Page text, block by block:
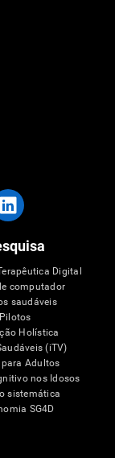
Digital
computador
saudáveis
Pilotos
Holística
(iTV)
Adultos
nos Idosos
sistemática
SG4D